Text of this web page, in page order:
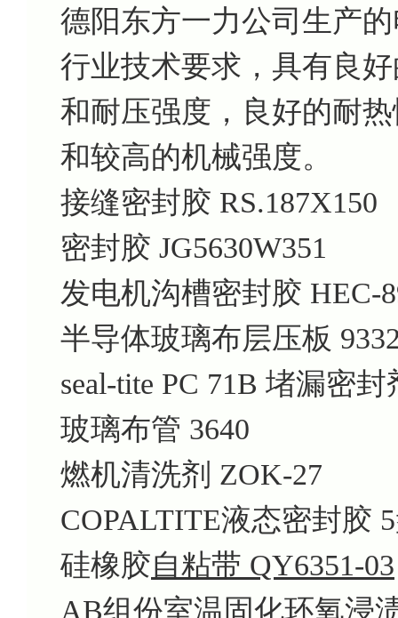
德阳东方一力公司生产
行业技术要求，具有良
和耐压强度，良好的耐
和较高的机械强度。
接缝密封胶 RS.187X150
密封胶 JG5630W351
发电机沟槽密封胶 HEC-
半导体玻璃布层压板
seal-tite PC 71B 堵漏密封
玻璃布管 3640
燃机清洗剂 ZOK-27
COPALTITE液态密封胶
硅橡胶自粘带 QY6351-03
AB组份室温固化环氧浸